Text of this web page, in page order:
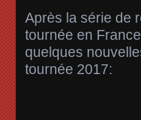
Après la série de
tournée en
quelques
tournée 2017: